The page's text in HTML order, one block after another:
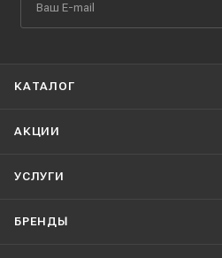
КАТАЛОГ
АКЦИИ
УСЛУГИ
БРЕНДЫ